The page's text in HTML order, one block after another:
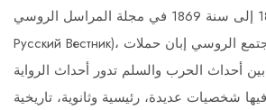
1865 إلى سنة 1869 في مجلة المراسل الروسي (الروسية:
Русский Вестник)، وهي تروي قصة المجتمع الروسي إبان حملات
أحداث الحرب والسلم تدور أحداث الرواية
شخصيات عديدة، رئيسية وثانوية، تاريخية